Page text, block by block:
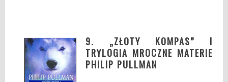
9. „ZŁOTY KOMPAS” I
TRYLOGIA MROCZNE MATERIE
PHILIP PULLMAN